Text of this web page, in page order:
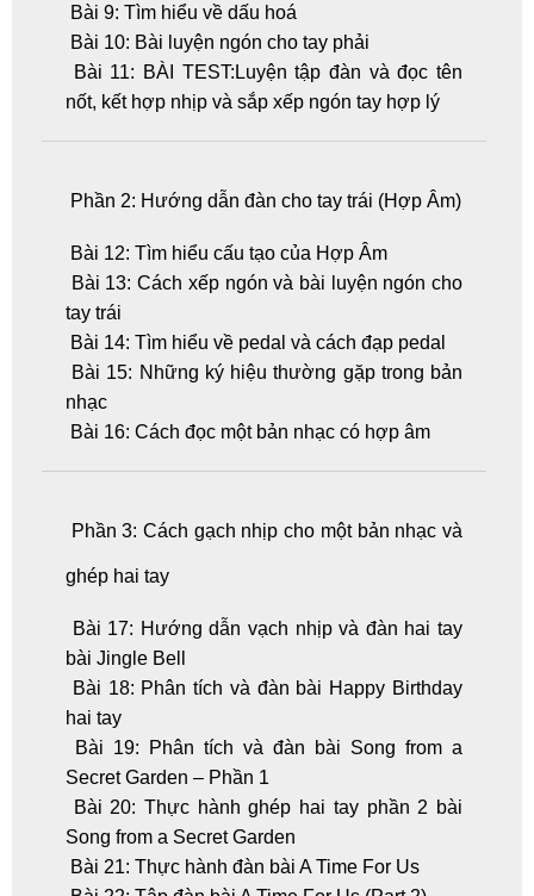
Bài 9: Tìm hiểu về dấu hoá
Bài 10: Bài luyện ngón cho tay phải
Bài 11: BÀI TEST:Luyện tập đàn và đọc tên
nốt, kết hợp nhịp và sắp xếp ngón tay hợp lý
Phần 2: Hướng dẫn đàn cho tay trái (Hợp Âm)
Bài 12: Tìm hiểu cấu tạo của Hợp Âm
Bài 13: Cách xếp ngón và bài luyện ngón cho
tay trái
Bài 14: Tìm hiểu về pedal và cách đạp pedal
Bài 15: Những ký hiệu thường gặp trong bản
nhạc
Bài 16: Cách đọc một bản nhạc có hợp âm
Phần 3: Cách gạch nhịp cho một bản nhạc và
ghép hai tay
Bài 17: Hướng dẫn vạch nhịp và đàn hai tay
bài Jingle Bell
Bài 18: Phân tích và đàn bài Happy Birthday
hai tay
Bài 19: Phân tích và đàn bài Song from a
Secret Garden – Phần 1
Bài 20: Thực hành ghép hai tay phần 2 bài
Song from a Secret Garden
Bài 21: Thực hành đàn bài A Time For Us